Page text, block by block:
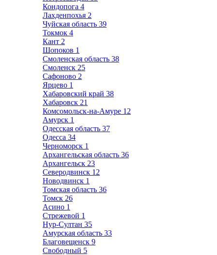
Кондопога 4
Лахденпохья 2
Чуйская область 39
Токмок 4
Кант 2
Шопоков 1
Смоленская область 38
Смоленск 25
Сафоново 2
Ярцево 1
Хабаровский край 38
Хабаровск 21
Комсомольск-на-Амуре 12
Амурск 1
Одесская область 37
Одесса 34
Черноморск 1
Архангельская область 36
Архангельск 23
Северодвинск 12
Новодвинск 1
Томская область 36
Томск 26
Асино 1
Стрежевой 1
Нур-Султан 35
Амурская область 33
Благовещенск 9
Свободный 5